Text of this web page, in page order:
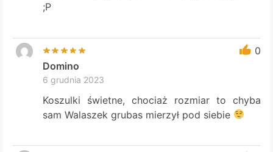
;P
0
Domino
6 grudnia 2023
Koszulki świetne, chociaż rozmiar to chyba
sam Walaszek grubas mierzył pod siebie